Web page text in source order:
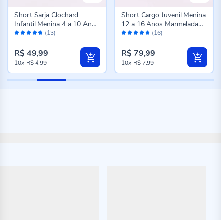
Avaliação: (13)
Short Sarja Clochard
Infantil Menina 4 a 10 Anos
Marmelada Rosa
R$ 49,99
10x R$ 4,99
Avaliação: (16)
Short Cargo Juvenil Menina
12 a 16 Anos Marmelada
Jeans
R$ 79,99
10x R$ 7,99